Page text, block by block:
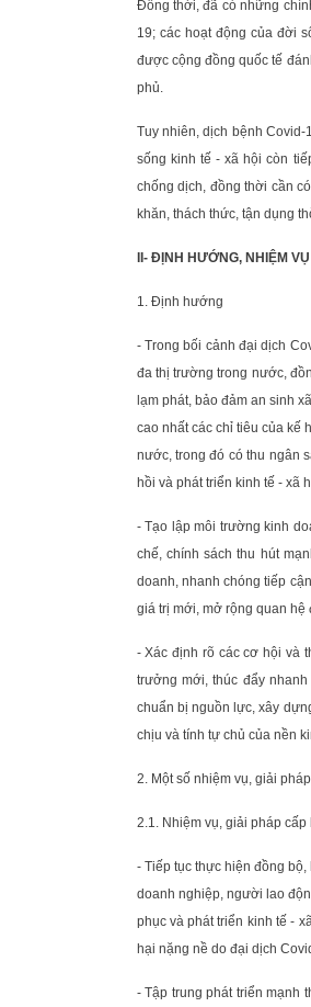
Đồng thời, đã có những
19; các hoạt động của đời
được cộng đồng quốc tế
phủ.
Tuy nhiên, dịch bệnh
sống kinh tế - xã hội còn
chống dịch, đồng thời cần
khăn, thách thức, tận dụng
II- ĐỊNH HƯỚNG, NHIỆM
1. Định hướng
- Trong bối cảnh đại dịch
đa thị trường trong nước,
lạm phát, bảo đảm an sinh
cao nhất các chỉ tiêu của kế
nước, trong đó có thu ngân
hồi và phát triển kinh tế - xã
- Tạo lập môi trường kinh
chế, chính sách thu hút
doanh, nhanh chóng tiếp
giá trị mới, mở rộng quan hệ
- Xác định rõ các cơ hội và
trưởng mới, thúc đẩy
chuẩn bị nguồn lực, xây
chịu và tính tự chủ của nền
2. Một số nhiệm vụ, giải pháp
2.1. Nhiệm vụ, giải pháp cấp
- Tiếp tục thực hiện đồng
doanh nghiệp, người lao
phục và phát triển kinh tế -
hại nặng nề do đại dịch
- Tập trung phát triển mạnh